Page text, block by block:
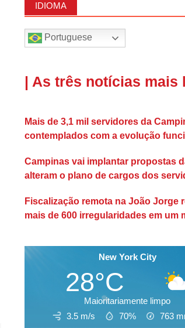
IDIOMA
Portuguese
| As três notícias mais
Mais de 3,1 mil servidores da
contemplados com a evolução
Campinas vai implantar propostas
alteram o plano de cargos dos
Fiscalização remota na João Jorge
mais de 600 irregularidades em um
New York City
28°C
Maioritariamente limpo
3.5 m/s
70% 763